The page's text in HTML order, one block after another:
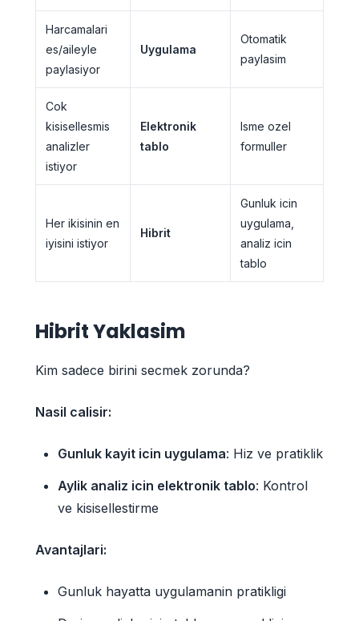
Harcamalari
es/aileyle
paylasiyor
Uygulama
Otomatik
paylasim
Cok
kisisellesmis
analizler
istiyor
Elektronik
tablo
Isme ozel
formuller
Her ikisinin en
iyisini istiyor
Hibrit
Gunluk icin
uygulama,
analiz icin
tablo
Hibrit Yaklasim
Kim sadece birini secmek zorunda?
Nasil calisir:
Gunluk kayit icin uygulama: Hiz ve pratiklik
Aylik analiz icin elektronik tablo: Kontrol
ve kisisellestirme
Avantajlari:
Gunluk hayatta uygulamanin pratikligi